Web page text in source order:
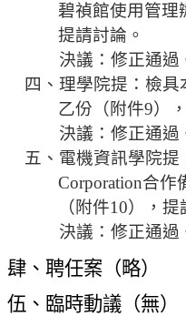
尋
業
活
動
碧禎館使用管理
提請討論。
決議：修正通過
四、 理學院提：檢具
乙份（附件9）
決議：修正通過
五、 電機資訊學院提
Corporation合作
（附件10）， 提
決議：修正通過
肆、聘任案（略）
伍、臨時動議（無）